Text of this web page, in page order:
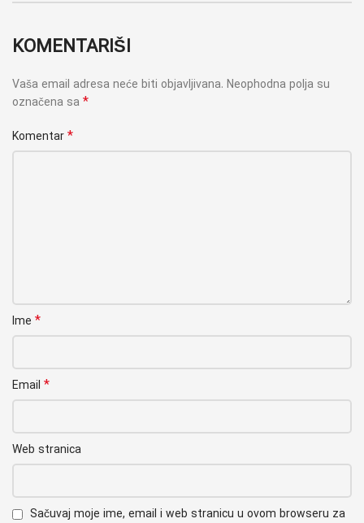
KOMENTARIŠI
Vaša email adresa neće biti objavljivana. Neophodna polja su
označena sa *
Komentar *
Ime *
Email *
Web stranica
Sačuvaj moje ime, email i web stranicu u ovom browseru za